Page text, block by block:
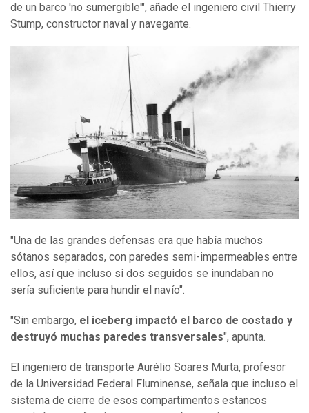
de un barco 'no sumergible'", añade el ingeniero civil Thierry
Stump, constructor naval y navegante.
"Una de las grandes defensas era que había muchos
sótanos separados, con paredes semi-impermeables entre
ellos, así que incluso si dos seguidos se inundaban no
sería suficiente para hundir el navío".
"Sin embargo, el iceberg impactó el barco de costado y
destruyó muchas paredes transversales", apunta.
El ingeniero de transporte Aurélio Soares Murta, profesor
de la Universidad Federal Fluminense, señala que incluso el
sistema de cierre de esos compartimentos estancos